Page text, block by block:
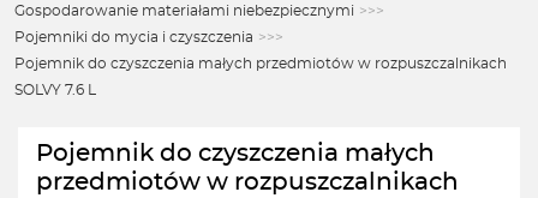
Gospodarowanie materiałami niebezpiecznymi >>>
Pojemniki do mycia i czyszczenia >>>
Pojemnik do czyszczenia małych przedmiotów w rozpuszczalnikach
SOLVY 7.6 L
Pojemnik do czyszczenia małych
przedmiotów w rozpuszczalnikach